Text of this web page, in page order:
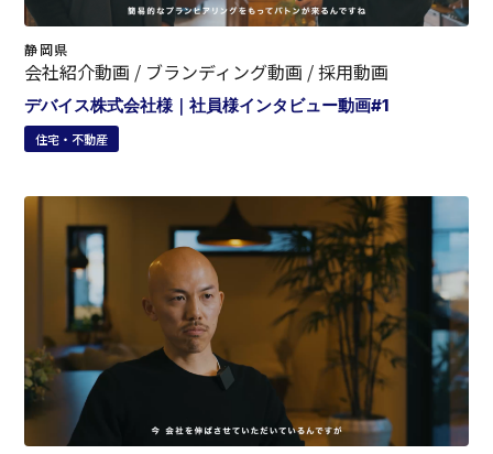
静岡県
会社紹介動画 / ブランディング動画 / 採用動画
デバイス株式会社様｜社員様インタビュー動画#1
住宅・不動産